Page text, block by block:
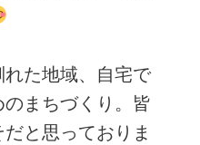
た地域、自宅で
まちづくり。皆
と思っておりま